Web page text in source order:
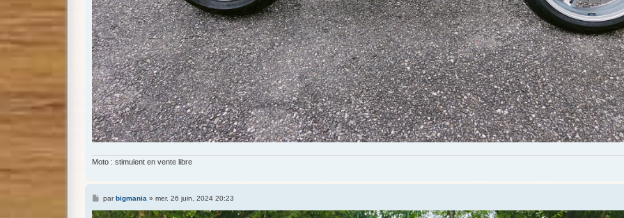
Moto : stimulent en vente libre
M
s
parbigmania » mer. 26 juin, 2024 20:23